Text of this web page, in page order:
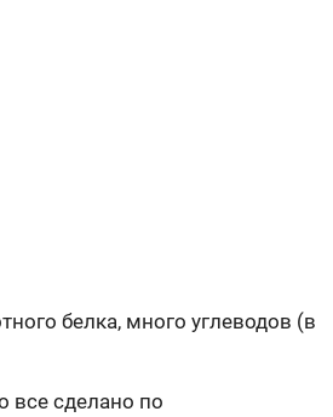
белка, много углеводов (в
все сделано по